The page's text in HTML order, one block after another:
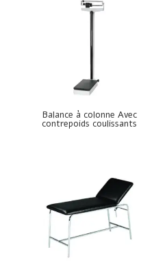
Balance à colonne Avec
contrepoids coulissants